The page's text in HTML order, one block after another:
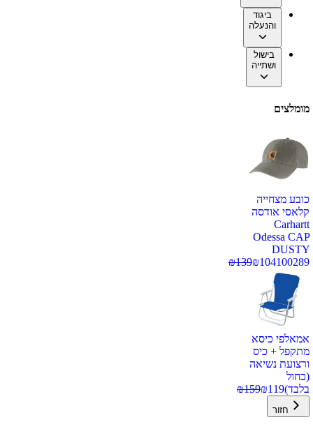
ביגוד
והנעלה
בישול
ושתייה
מומלצים
כובע מצחייה
קלאסי אודסה
Carhartt
Odessa CAP
DUSTY
100289
₪104
₪139
אמאלפי כיסא
מתקפל + כיס
ורצועת נשיאה
(כחול
בלבד)
₪119
₪159
חזור